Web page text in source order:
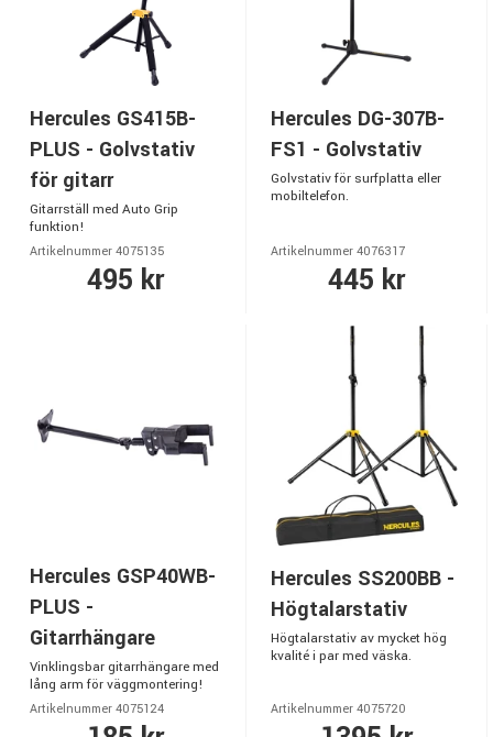
Hercules GS415B-
PLUS - Golvstativ
för gitarr
Gitarrställ med Auto Grip
funktion!
Artikelnummer 4075135
495 kr
Hercules DG-307B-
FS1 - Golvstativ
Golvstativ för surfplatta eller
mobiltelefon.
Artikelnummer 4076317
445 kr
Hercules GSP40WB-
PLUS -
Gitarrhängare
Vinklingsbar gitarrhängare med
lång arm för väggmontering!
Artikelnummer 4075124
Hercules SS200BB -
Högtalarstativ
Högtalarstativ av mycket hög
kvalité i par med väska.
Artikelnummer 4075720